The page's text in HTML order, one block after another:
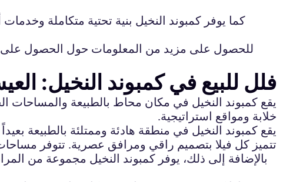
كما يوفر كمبوند النخيل بنية تحتية متكاملة
للحصول على مزيد من المعلومات حول الحصول على
فلل للبيع في كمبوند النخيل:
يقع كمبوند النخيل في مكان محاط بالطبيعة والمساحات
خلابة ومواقع استراتيجية.
يقع كمبوند النخيل في منطقة هادئة وممتلئة بالطبيعة
تتميز كل فيلا بتصميم راقي ومرافق عصرية. تتوفر
بالإضافة إلى ذلك، يوفر كمبوند النخيل مجموعة من